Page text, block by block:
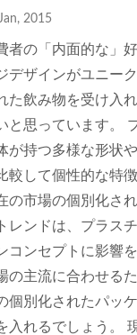
2015
者の「内面的な」
デザインがユニー
た飲み物を受け入
と思っています。
が持つ多様な形状
較して個性的な特
の市場の個別化さ
レンドは、プラス
コンセプトに影響
の主流に合わせる
個別化されたパッ
入れるでしょう。